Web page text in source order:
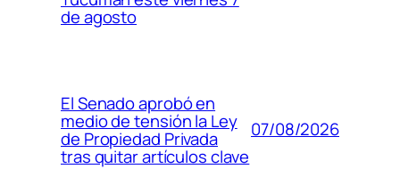
de agosto
El Senado aprobó en
medio de tensión la Ley
de Propiedad Privada
tras quitar artículos clave
07/08/2026